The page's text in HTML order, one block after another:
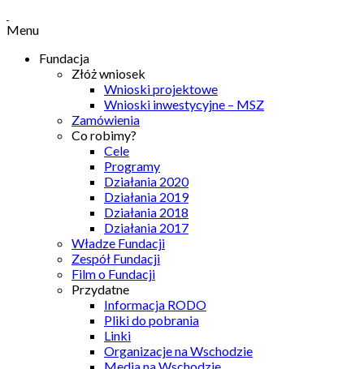
Menu
Fundacja
Złóż wniosek
Wnioski projektowe
Wnioski inwestycyjne – MSZ
Zamówienia
Co robimy?
Cele
Programy
Działania 2020
Działania 2019
Działania 2018
Działania 2017
Władze Fundacji
Zespół Fundacji
Film o Fundacji
Przydatne
Informacja RODO
Pliki do pobrania
Linki
Organizacje na Wschodzie